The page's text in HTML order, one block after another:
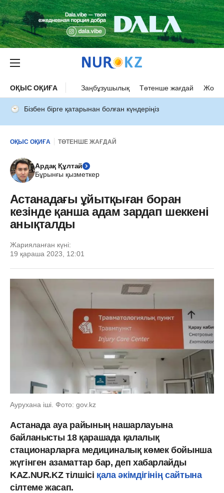
ОҚЫС ОҚИҒА Заңбұзушылық Төтенше жағдай Жол
Бізбен бірге қатарынан болған күндеріңіз
ОҚЫС ОҚИҒА ТӨТЕНШЕ ЖАҒДАЙ
Ардақ Құлтай
Бұрынғы қызметкер
Астанадағы ұйытқыған боран
кезінде қанша адам зардап шеккені
анықталды
Жарияланған күні:
19 қараша 2023, 12:01
Аурухана іші. Фото: gov.kz
Астанада ауа райының нашарлауына
байланысты 18 қарашада қалалық
стационарларға медициналық көмек бойынша
жүгінген азаматтар бар, деп хабарлайды
KAZ.NUR.KZ тілшісі қала әкімдігінің сайтына
сілтеме жасап.